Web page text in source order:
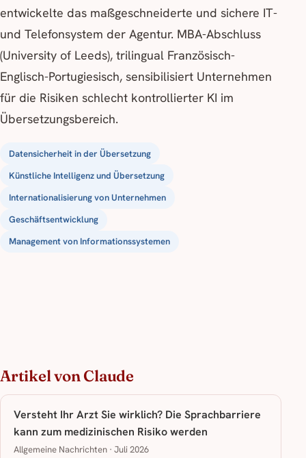
entwickelte das maßgeschneiderte und sichere IT-
und Telefonsystem der Agentur. MBA-Abschluss
(University of Leeds), trilingual Französisch-
Englisch-Portugiesisch, sensibilisiert Unternehmen
für die Risiken schlecht kontrollierter KI im
Übersetzungsbereich.
Datensicherheit in der Übersetzung
Künstliche Intelligenz und Übersetzung
Internationalisierung von Unternehmen
Geschäftsentwicklung
Management von Informationssystemen
Artikel von Claude
Versteht Ihr Arzt Sie wirklich? Die Sprachbarriere
kann zum medizinischen Risiko werden
Allgemeine Nachrichten · Juli 2026